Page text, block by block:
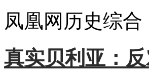
凤凰网历史综合
真实贝利亚：